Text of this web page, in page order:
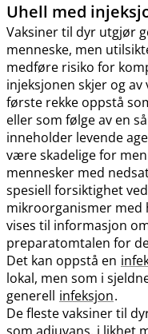
Uhell med
Vaksiner til dyr utgjør
menneske, men
medføre risiko for
injeksjonen skjer og
første rekke oppstå
eller som følge av en
inneholder levende
være skadelige for
mennesker med
spesiell forsiktighet
mikroorganismer med
vises til informasjon
preparatomtalen for
Det kan oppstå en
lokal, men som i
generell infeksjon.
De fleste vaksiner til